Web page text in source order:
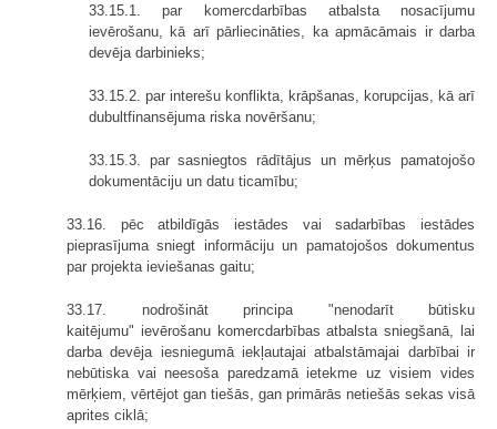
33.15.1. par komercdarbības atbalsta nosacījumu
ievērošanu, kā arī pārliecināties, ka apmācāmais ir darba
devēja darbinieks;
33.15.2. par interešu konflikta, krāpšanas, korupcijas, kā arī
dubultfinansējuma riska novēršanu;
33.15.3. par sasniegtos rādītājus un mērķus pamatojošo
dokumentāciju un datu ticamību;
33.16. pēc atbildīgās iestādes vai sadarbības iestādes
pieprasījuma sniegt informāciju un pamatojošos dokumentus
par projekta ieviešanas gaitu;
33.17. nodrošināt principa "nenodarīt būtisku
kaitējumu" ievērošanu komercdarbības atbalsta sniegšanā, lai
darba devēja iesniegumā iekļautajai atbalstāmajai darbībai ir
nebūtiska vai neesoša paredzamā ietekme uz visiem vides
mērķiem, vērtējot gan tiešās, gan primārās netiešās sekas visā
aprites ciklā;